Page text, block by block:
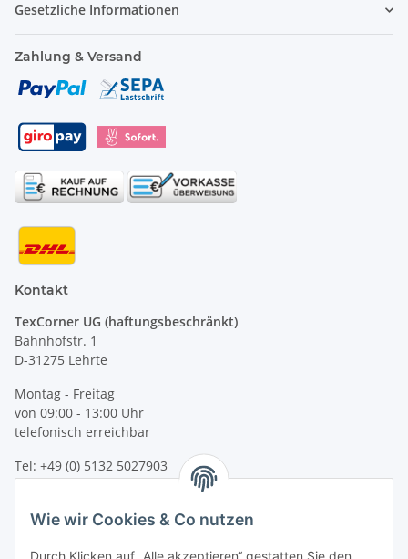
Gesetzliche Informationen
Zahlung & Versand
Kontakt
TexCorner UG (haftungsbeschränkt)
Bahnhofstr. 1
D-31275 Lehrte
Montag - Freitag
von 09:00 - 13:00 Uhr
telefonisch erreichbar
Tel: +49 (0) 5132 5027903
Fax: +49 (0) 5132 8230693
Wie wir Cookies & Co nutzen